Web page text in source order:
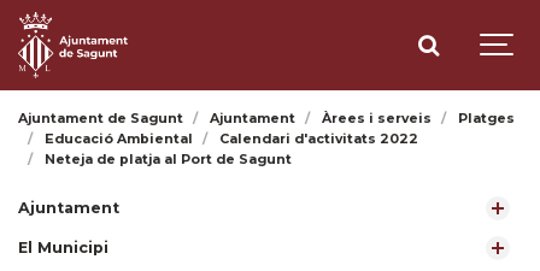
Ajuntament de Sagunt Ajuntament Àrees i serveis
Platges
Educació Ambiental
Calendari d'activitats 2022
Neteja de platja al Port de Sagunt
Ajuntament
El Municipi